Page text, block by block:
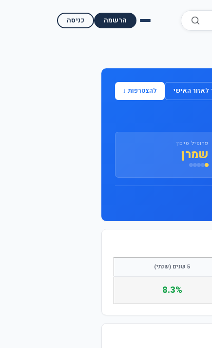
כניסה הרשמה
השוואת בתי השקעות למסחר עצמאי
מאמרים ומדריכים לאזור האישי להצטרפות ↓
פרופיל סיכון
שמרן
5 שנים (שנתי)
8.3%